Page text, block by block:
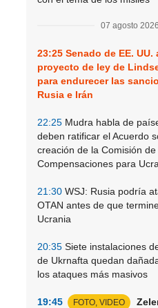
07 agosto 2026
23:25 Senado de EE. UU.
proyecto de ley de
para endurecer las
Rusia e Irán
22:25 Mudra habla de
deben ratificar el Acuerdo
creación de la Comisión de
Compensaciones para
21:30 WSJ: Rusia podría
OTAN antes de que
Ucrania
20:35 Siete instalaciones
de Ukrnafta quedan
los ataques más masivos
19:45 FOTO, VIDEO